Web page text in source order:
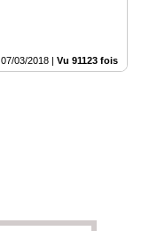
07/03/2018 | Vu 91123 fois